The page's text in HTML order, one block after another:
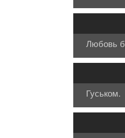
Любовь
Гуськом.